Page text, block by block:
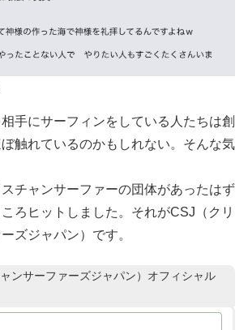
手にサーフィンをしている人たちは創
触れているのかもしれない。そんな気
チャンサーファーの団体があったはず
ろヒットしました。それがCSJ（クリ
ズジャパン）です。
ンサーファーズジャパン）オフィシャル